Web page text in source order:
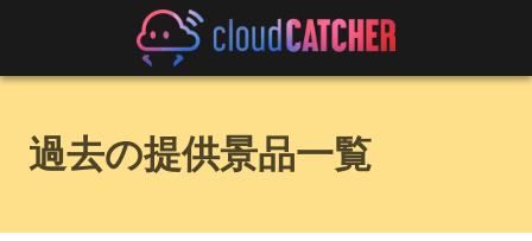
過去の提供景品一覧